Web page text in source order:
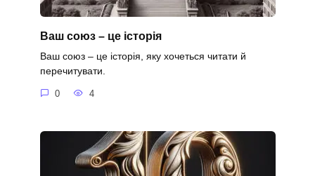
Ваш союз – це історія
Ваш союз – це історія, яку хочеться читати й
перечитувати.
0 4